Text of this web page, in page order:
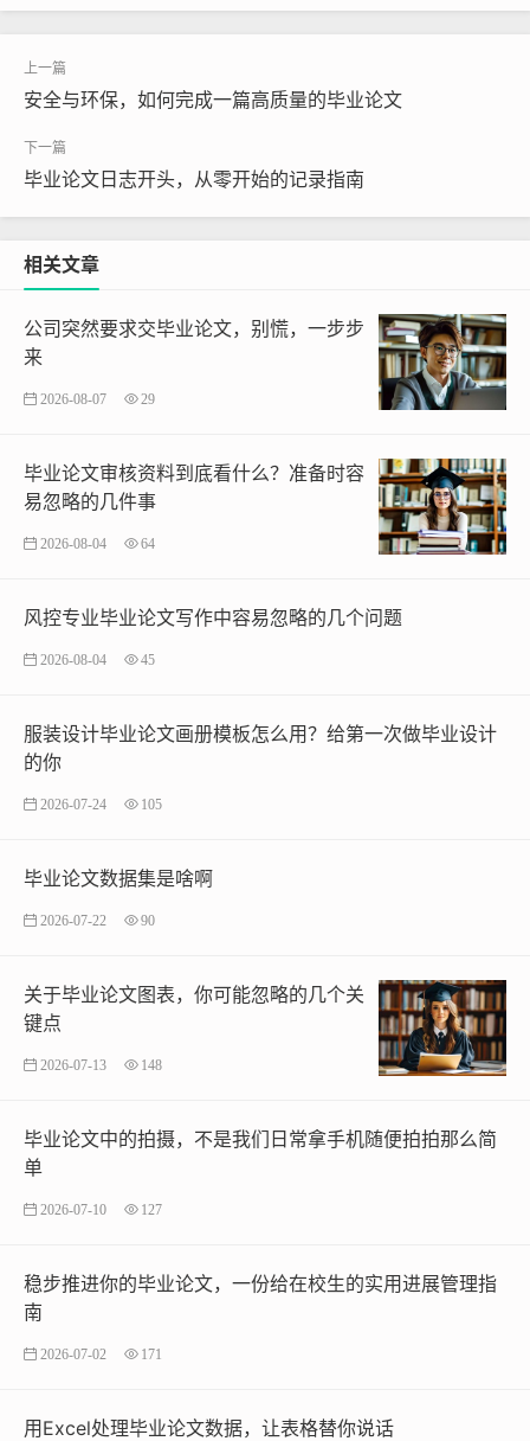
安全与环保，如何完成一篇高质量的毕业论文
毕业论文日志开头，从零开始的记录指南
相关文章
公司突然要求交毕业论文，别慌，一步步
来
2026-08-07 29
毕业论文审核资料到底看什么？准备时容
易忽略的几件事
2026-08-04 64
风控专业毕业论文写作中容易忽略的几个问题
2026-08-04 45
服装设计毕业论文画册模板怎么用？给第一次做毕业设计
的你
2026-07-24 105
毕业论文数据集是啥啊
2026-07-22 90
关于毕业论文图表，你可能忽略的几个关
键点
2026-07-13 148
毕业论文中的拍摄，不是我们日常拿手机随便拍拍那么简
单
2026-07-10 127
稳步推进你的毕业论文，一份给在校生的实用进展管理指
南
2026-07-02 171
用Excel处理毕业论文数据，让表格替你说话